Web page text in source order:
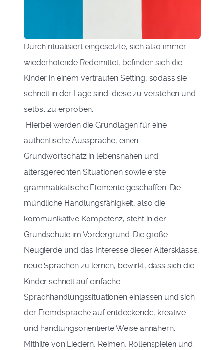
Durch ritualisiert eingesetzte, sich also immer
wiederholende Redemittel, befinden sich die
Kinder in einem vertrauten Setting, sodass sie
schnell in der Lage sind, diese zu verstehen und
selbst zu erproben.
Hierbei werden die Grundlagen für eine
authentische Aussprache, einen
Grundwortschatz in lebensnahen und
altersgerechten Situationen sowie erste
grammatikalische Elemente geschaffen. Die
mündliche Handlungsfähigkeit, also die
kommunikative Kompetenz, steht in der
Grundschule im Vordergrund. Die große
Neugierde und das Interesse dieser Altersklasse,
neue Sprachen zu lernen, bewirkt, dass sich die
Kinder schnell auf einfache
Sprachhandlungssituationen einlassen und sich
der Fremdsprache auf entdeckende, kreative
und handlungsorientierte Weise annähern.
Mithilfe von Liedern, Reimen, Rollenspielen und